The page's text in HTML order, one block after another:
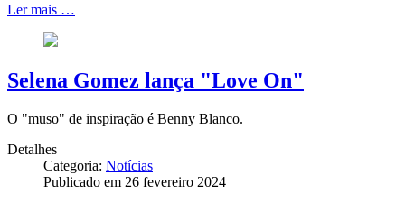
Ler mais …
Selena Gomez lança "Love On"
O "muso" de inspiração é Benny Blanco.
Detalhes
Categoria: Notícias
Publicado em 26 fevereiro 2024